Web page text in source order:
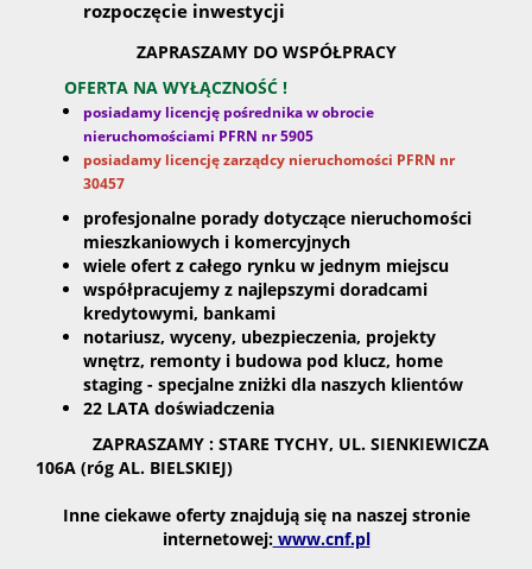
rozpoczęcie inwestycji
ZAPRASZAMY DO WSPÓŁPRACY
OFERTA NA WYŁĄCZNOŚĆ !
posiadamy licencję pośrednika w obrocie
nieruchomościami PFRN nr 5905
posiadamy licencję zarządcy nieruchomości PFRN nr
30457
profesjonalne porady dotyczące nieruchomości
mieszkaniowych i komercyjnych
wiele ofert z całego rynku w jednym miejscu
współpracujemy z najlepszymi doradcami
kredytowymi, bankami
notariusz, wyceny, ubezpieczenia, projekty
wnętrz, remonty i budowa pod klucz, home
staging - specjalne zniżki dla naszych klientów
22 LATA doświadczenia
ZAPRASZAMY : STARE TYCHY, UL. SIENKIEWICZA
106A (róg AL. BIELSKIEJ)
Inne ciekawe oferty znajdują się na naszej stronie
internetowej:www.cnf.pl